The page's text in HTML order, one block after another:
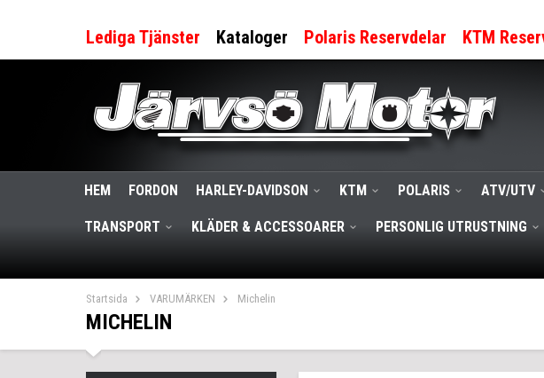
Lediga Tjänster Kataloger Polaris Reservdelar KTM
HEM FORDON HARLEY-DAVIDSON KTM POLARIS ATV/UTV
TRANSPORT KLÄDER & ACCESSOARER PERSONLIG UTRUSTNING
Startsida VARUMÄRKEN Michelin
MICHELIN